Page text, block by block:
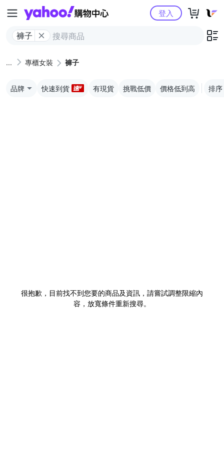
Yahoo購物中心
褲子
登入
專櫃女裝 褲子
品牌 快速到貨 有現貨 挑戰低價 價格低到高 排序
很抱歉，目前找不到您要的商品及資訊，請嘗試調整限縮內
容，放寬條件重新搜尋。